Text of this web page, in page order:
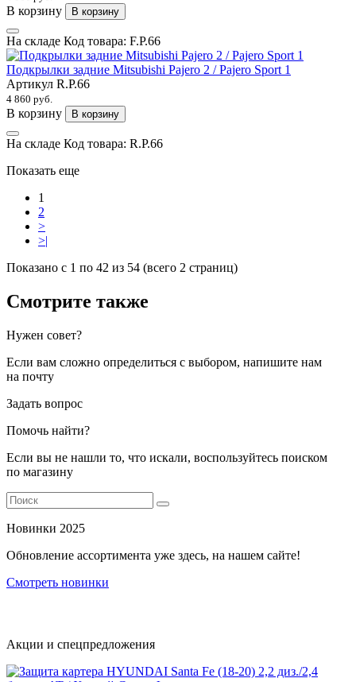
В корзину В корзину
На складе Код товара: F.P.66
Подкрылки задние Mitsubishi Pajero 2 / Pajero Sport 1
Артикул R.P.66
4 860 руб.
В корзину В корзину
На складе Код товара: R.P.66
Показать еще
1
2
>
>|
Показано с 1 по 42 из 54 (всего 2 страниц)
Смотрите также
Нужен совет?
Если вам сложно определиться с выбором, напишите нам
на почту
Задать вопрос
Помочь найти?
Если вы не нашли то, что искали, воспользуйтесь поиском
по магазину
Новинки 2025
Обновление ассортимента уже здесь, на нашем сайте!
Смотреть новинки
Акции и спецпредложения